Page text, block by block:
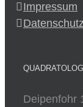
Impressum
Datenschutz
Deipenfohr